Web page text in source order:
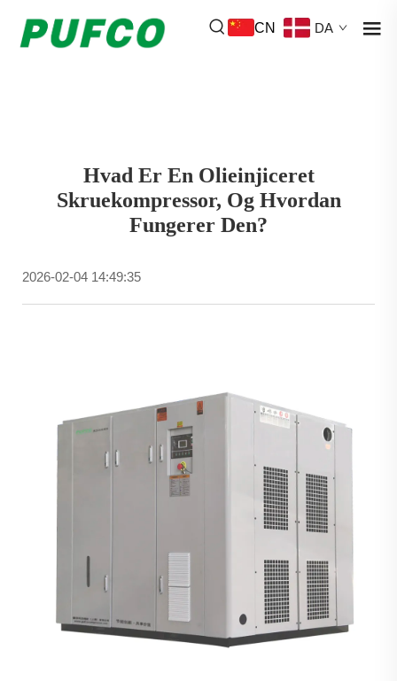
CN DA
Hvad Er En Olieinjiceret
Skruekompressor, Og Hvordan
Fungerer Den?
2026-02-04 14:49:35